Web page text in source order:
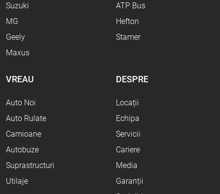
Suzuki
MG
Geely
Maxus
ATP Bus
Hefton
Stamer
VREAU
Auto Noi
Auto Rulate
Camioane
Autobuze
Suprastructuri
Utilaje
DESPRE
Locații
Echipa
Servicii
Cariere
Media
Garanții